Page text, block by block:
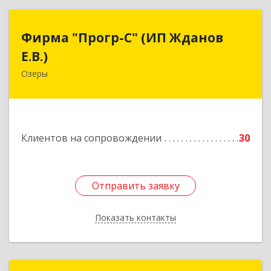
Фирма "Прогр-С" (ИП Жданов
Е.В.)
Озеры
Клиентов на сопровождении 30
Отправить заявку
Показать контакты
140563, Московская обл, Озерский р-н, Озеры г,
Отправить заявку
Назад